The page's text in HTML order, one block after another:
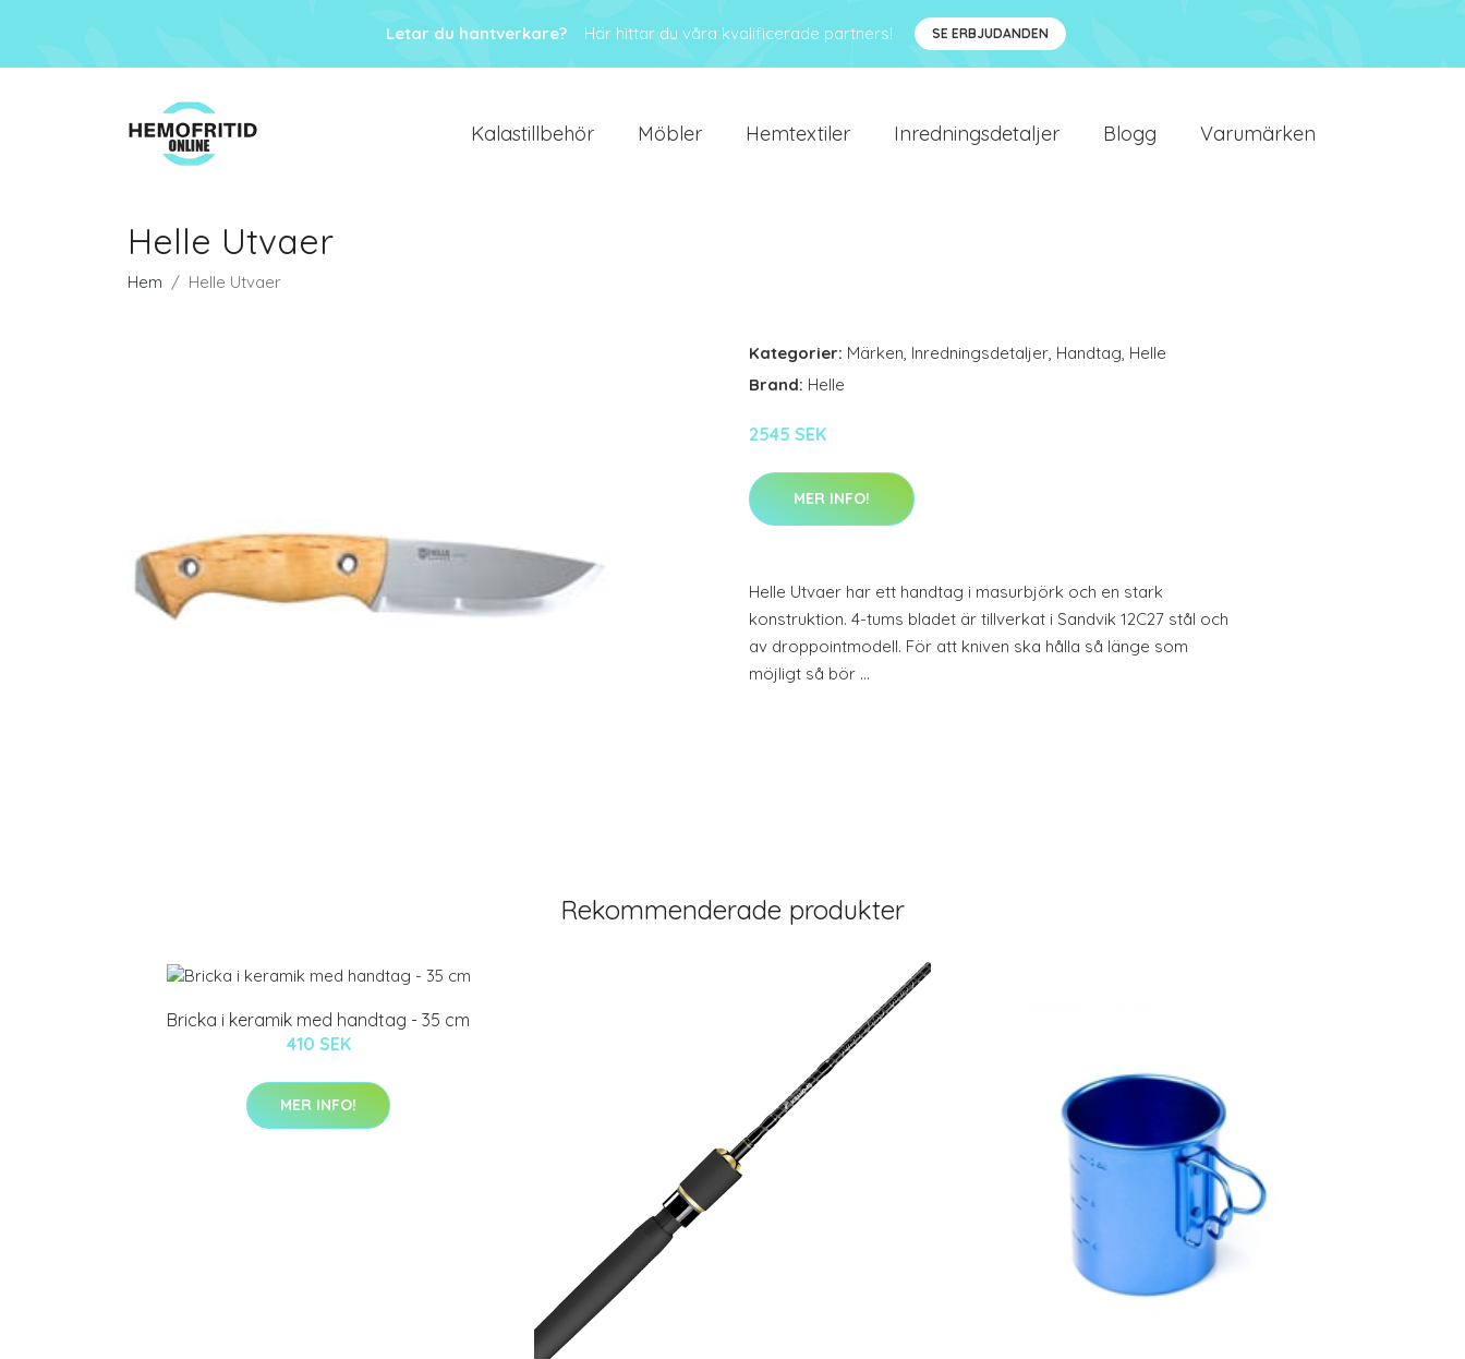
Letar du hantverkare? Här hittar du våra kvalificerade partners! SE ERBJUDANDEN
Kalastillbehör Möbler Hemtextiler Inredningsdetaljer Blogg Varumärken
Helle Utvaer
Hem Helle Utvaer
Kategorier: Märken, Inredningsdetaljer, Handtag, Helle
Brand: Helle
2545 SEK
MER INFO!
Helle Utvaer har ett handtag i masurbjörk och en stark
konstruktion. 4-tums bladet är tillverkat i Sandvik 12C27 stål och
av droppointmodell. För att kniven ska hålla så länge som
möjligt så bör …
Rekommenderade produkter
Bricka i keramik med handtag - 35 cm
410 SEK
MER INFO!